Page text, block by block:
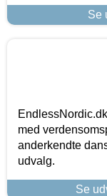
Se
med
anderkendte
udvalg.
Se